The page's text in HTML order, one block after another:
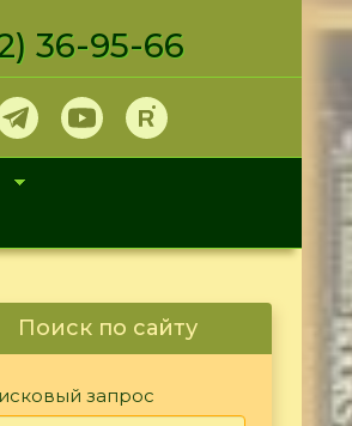
36-95-66
Поиск по сайту
запрос